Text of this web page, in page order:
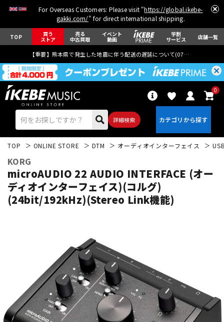
For Overseas Customers: Please visit "https://global.ikebe-
gakki.com/" for direct international shipping.
TOP 買う
ストア
売る
中古買取
イベント
動画
学割
サービス 店舗一覧
【重要】熊本県で発生した地震に伴う配送の遅延について(07月29日
詳細検索
0
エレキギター アコギ/エレアコ
ドラム パーカッション
キーボード 電子ピアノ
TOP ONLINE STORE DTM オーディオインターフェイス
KORG
microAUDIO 22 AUDIO INTERFACE (オー
ディオインターフェイス)(コルグ)
(24bit/192kHz)(Stereo Link機能)